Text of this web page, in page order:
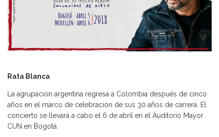
Rata Blanca
La agrupación argentina regresa a Colombia después de cinco
años en el marco de celebración de sus 30 años de carrera. El
concierto se llevará a cabo el 6 de abril en el Auditorio Mayor
CUN en Bogotá.